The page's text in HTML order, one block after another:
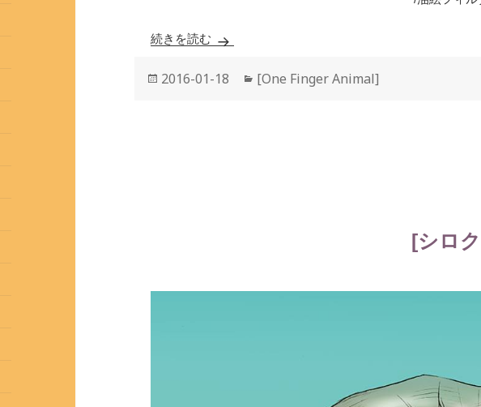
続きを読む [フレンチブル]
投
2016-01-18
カ
[One Finger Animal]
[シロ